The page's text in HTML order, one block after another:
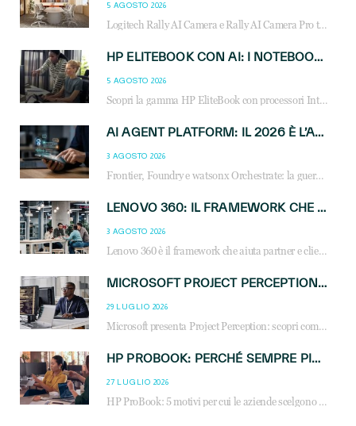
5 AGOSTO 2026
Logitech Rally AI Camera e Rally AI Camera Pro trasformano gli spazi di collaborazione con AI, inquadratura intelligente, multi-camera e gestione avanzata dei meeting ibridi.
HP ELITEBOOK CON AI: I NOTEBOOK BUSINESS INTELLIGENTI CHE TRASFORMANO PRODUTTIVITÀ, SICUREZZA E LAVORO IBRIDO
5 AGOSTO 2026
Scopri la gamma HP EliteBook con processori Intel® Core™ Ultra e AMD Ryzen™ AI. Notebook business progettati per aumentare la produttività, migliorare la collaborazione e garantire sicurezza avanzata in ufficio e in mobilità.
AI AGENT PLATFORM: IL 2026 È L’ANNO DEL «SISTEMA OPERATIVO» PER GLI AGENTI AZIENDALI
3 AGOSTO 2026
Frontier, Foundry e watsonx Orchestrate: la guerra delle piattaforme AI agent ridisegna il mercato IT. Cosa cambia per reseller, MSP e system integrator.
LENOVO 360: IL FRAMEWORK CHE UNISCE INNOVAZIONE, SOSTENIBILITÀ E CRESCITA DEL BUSINESS
3 AGOSTO 2026
Lenovo 360 è il framework che aiuta partner e clienti a crescere attraverso AI, sostenibilità, servizi e competenze. Scopri vantaggi, opportunità e casi d’uso.
MICROSOFT PROJECT PERCEPTION: COME GLI AGENTI AI CAMBIERANNO SOC, CYBERSECURITY E SERVIZI MSP
29 LUGLIO 2026
Microsoft presenta Project Perception: scopri come gli agenti AI possono trasformare cybersecurity, SOC e servizi gestiti degli MSP.
HP PROBOOK: PERCHÉ SEMPRE PIÙ AZIENDE SCELGONO NOTEBOOK PROGETTATI PER IL LAVORO MODERNO
27 LUGLIO 2026
HP ProBook: 5 motivi per cui le aziende scelgono i notebook business HP per migliorare produttività, sicurezza e gestione dell’AI.